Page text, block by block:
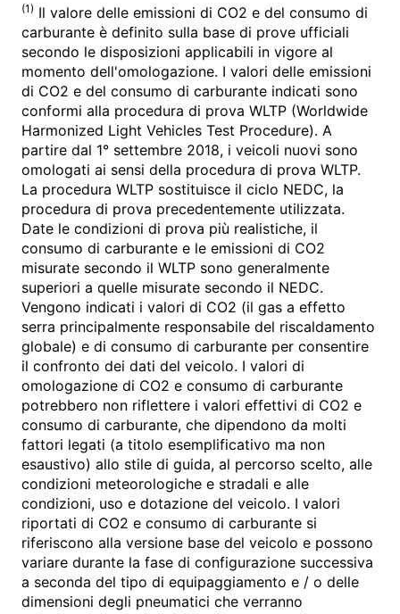
(1) Il valore delle emissioni di CO2 e del consumo di
carburante è definito sulla base di prove ufficiali
secondo le disposizioni applicabili in vigore al
momento dell'omologazione. I valori delle emissioni
di CO2 e del consumo di carburante indicati sono
conformi alla procedura di prova WLTP (Worldwide
Harmonized Light Vehicles Test Procedure). A
partire dal 1° settembre 2018, i veicoli nuovi sono
omologati ai sensi della procedura di prova WLTP.
La procedura WLTP sostituisce il ciclo NEDC, la
procedura di prova precedentemente utilizzata.
Date le condizioni di prova più realistiche, il
consumo di carburante e le emissioni di CO2
misurate secondo il WLTP sono generalmente
superiori a quelle misurate secondo il NEDC.
Vengono indicati i valori di CO2 (il gas a effetto
serra principalmente responsabile del riscaldamento
globale) e di consumo di carburante per consentire
il confronto dei dati del veicolo. I valori di
omologazione di CO2 e consumo di carburante
potrebbero non riflettere i valori effettivi di CO2 e
consumo di carburante, che dipendono da molti
fattori legati (a titolo esemplificativo ma non
esaustivo) allo stile di guida, al percorso scelto, alle
condizioni meteorologiche e stradali e alle
condizioni, uso e dotazione del veicolo. I valori
riportati di CO2 e consumo di carburante si
riferiscono alla versione base del veicolo e possono
variare durante la fase di configurazione successiva
a seconda del tipo di equipaggiamento e / o delle
dimensioni degli pneumatici che verranno